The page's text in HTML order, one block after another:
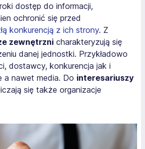
dostęp do informacji,
ochronić się przed
konkurencją z ich strony. Z
zewnętrzni charakteryzują się
danej jednostki. Przykładowo
dostawcy, konkurencja jak i
a nawet media. Do interesariuszy
się także organizacje